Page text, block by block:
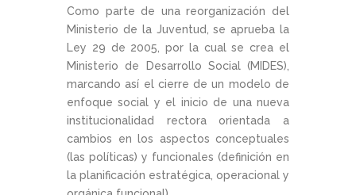
Como parte de una reorganización del
Ministerio de la Juventud, se aprueba la
Ley 29 de 2005, por la cual se crea el
Ministerio de Desarrollo Social (MIDES),
marcando así el cierre de un modelo de
enfoque social y el inicio de una nueva
institucionalidad rectora orientada a
cambios en los aspectos conceptuales
(las políticas) y funcionales (definición en
la planificación estratégica, operacional y